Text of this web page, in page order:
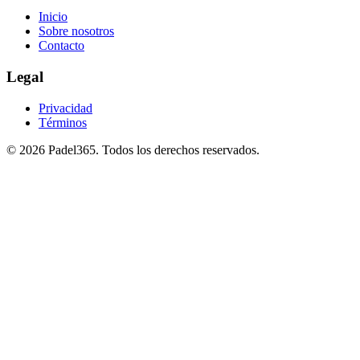
Inicio
Sobre nosotros
Contacto
Legal
Privacidad
Términos
© 2026 Padel365. Todos los derechos reservados.